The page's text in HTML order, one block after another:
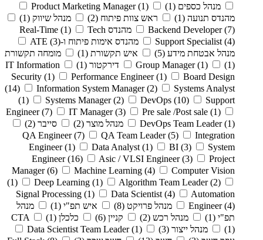
מנהל כספים (1)
Product Marketing Manager (1)
מהנדס תנועה (1) ראש צוות פיתוח (2) מנהל שיווק (1)
Backend Developer (7) מהנדס Real-Time (1)
Tech
Support Specialist (4) מהנדס אימות פיתוח ו-ATE(3)
מנהל אבטחת מידע (5) איש תקשורת (1)
מומחה תקשורת
(1)
Group Manager (1) דירקטור (1)
IT Information
Security (1) Performance Engineer (1)
Board Design
(14)
Information System Manager (2)
Systems Analyst
(1)
Systems Manager (2) DevOps (10)
Support
Engineer (7) IT Manager (3) Pre sale /Post sale (1)
DevOps Team Leader (1) מנהל מוצר (2) סייבר (2)
QA Engineer (7) QA Team Leader (5)
Integration
Engineer (1) Data Analyst (1) BI (3)
System
Engineer (16) Asic / VLSI Engineer (3)
Project
Manager (6) Machine Learning (4)
Computer Vision
(1)
Deep Learning (1) Algorithm Team Leader (2)
Signal Processing (1) Data Scientist (4)
Automation
Engineer (4) מנהל פרויקט (8) איש תפ"י (1)
מנהל
תפ"י (1) מנהל רכש (2) קניין (6) כלכלן (1)
CTA
(1)
מנהל ייצור (3)
Data Scientist Team Leader (1)